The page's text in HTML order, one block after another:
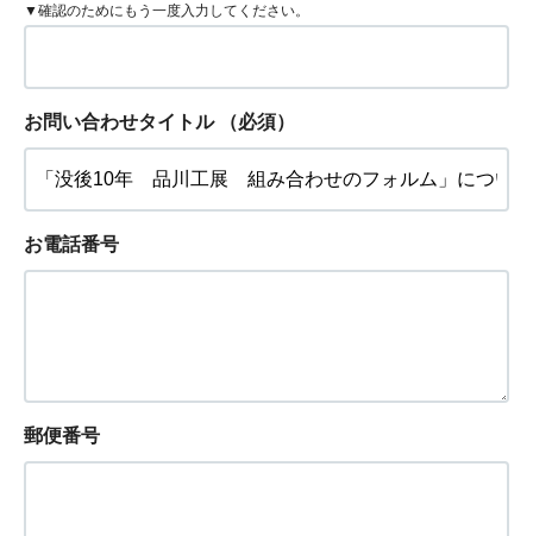
▼確認のためにもう一度入力してください。
お問い合わせタイトル （必須）
お電話番号
郵便番号